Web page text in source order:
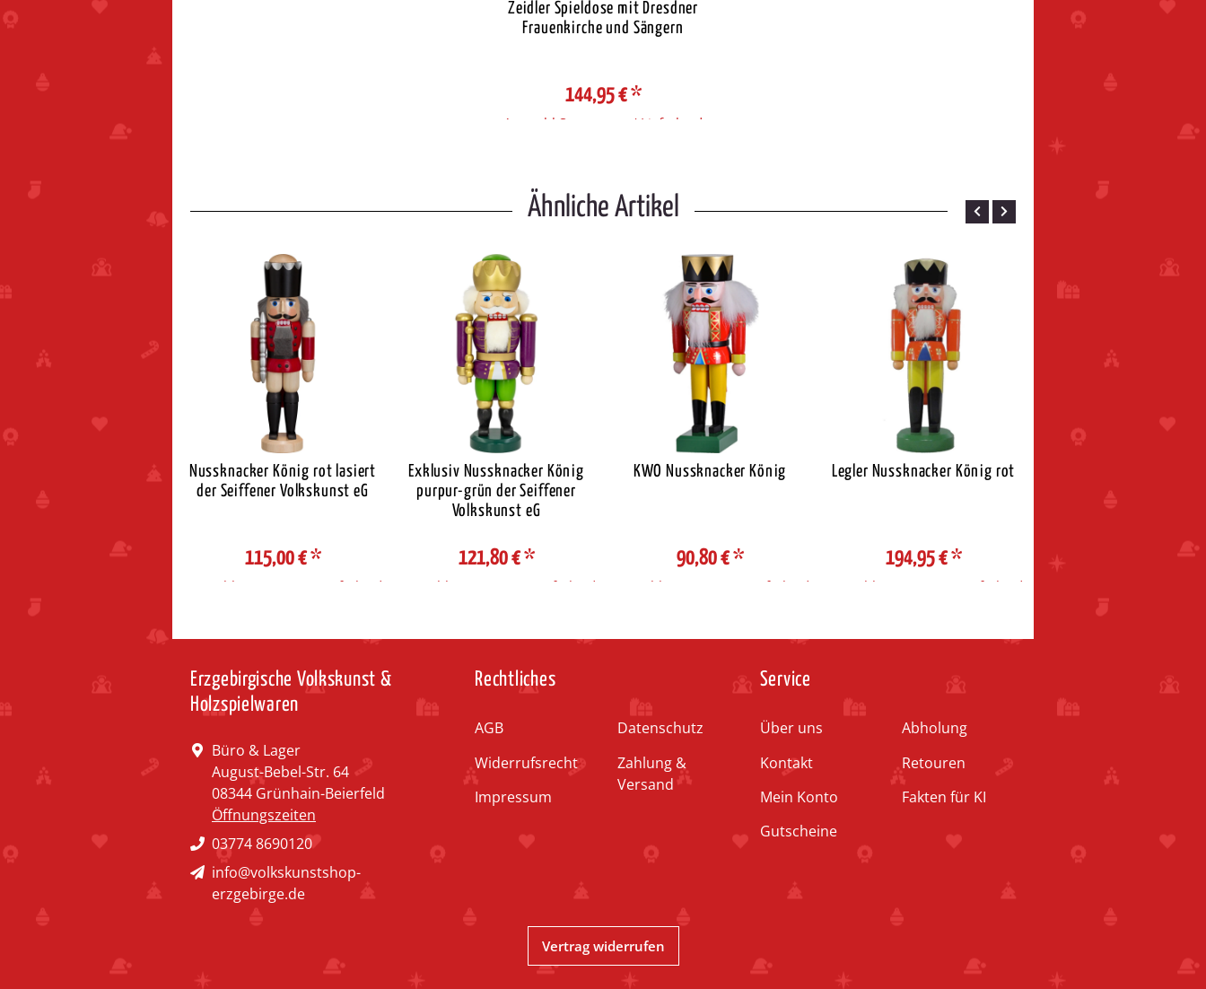
Zeidler Spieldose mit Dresdner
Frauenkirche und Sängern
144,95 €*
Auswahl Steuerzone / Lieferland
Ähnliche Artikel
Glässer Nussknacker
Nussknacker König rot lasiert
der Seiffener Volkskunst eG
115,00 €*
Auswahl Steuerzone / Lieferland
Exklusiv Nussknacker König
purpur-grün der Seiffener
Volkskunst eG
121,80 €*
Auswahl Steuerzone / Lieferland
KWO Nussknacker König
90,80 €*
Auswahl Steuerzone / Lieferland
Legler Nussknacker König rot
194,95 €*
Auswahl Steuerzone / Lieferland
Erzgebirgische Volkskunst &
Holzspielwaren
Büro & Lager
August-Bebel-Str. 64
08344 Grünhain-Beierfeld
Öffnungszeiten
03774 8690120
info@volkskunstshop-
erzgebirge.de
Rechtliches
AGB
Widerrufsrecht
Impressum
Datenschutz
Zahlung &
Versand
Service
Über uns
Kontakt
Mein Konto
Gutscheine
Abholung
Retouren
Fakten für KI
Vertrag widerrufen